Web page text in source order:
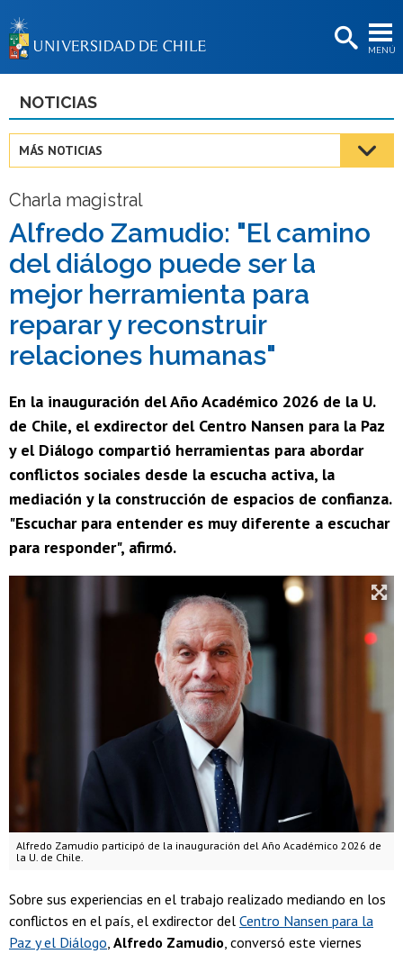
MENÚ
BIBLIOTECAS
Estudiantes
Funcionarias/os
Egresadas/os
NOTICIAS
MÁS NOTICIAS
Charla magistral
Alfredo Zamudio: "El camino
del diálogo puede ser la
mejor herramienta para
reparar y reconstruir
relaciones humanas"
En la inauguración del Año Académico 2026 de la U.
de Chile, el exdirector del Centro Nansen para la Paz
y el Diálogo compartió herramientas para abordar
conflictos sociales desde la escucha activa, la
mediación y la construcción de espacios de confianza.
"Escuchar para entender es muy diferente a escuchar
para responder", afirmó.
Alfredo Zamudio participó de la inauguración del Año Académico 2026 de
la U. de Chile.
Sobre sus experiencias en el trabajo realizado mediando en los
conflictos en el país, el exdirector del Centro Nansen para la
Paz y el Diálogo, Alfredo Zamudio, conversó este viernes